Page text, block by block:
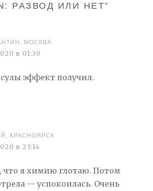
РАЗВОД ИЛИ НЕТ”
МОСКВА
в 01:30
эффект получил.
КРАСНОЯРСК
в 23:14
что я химию глотаю. Потом
— успокоилась. Очень